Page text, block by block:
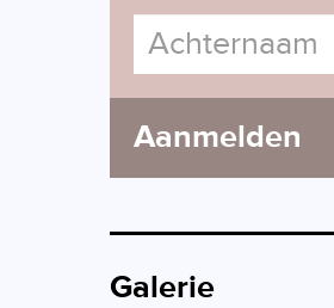
Aanmelden
Galerie